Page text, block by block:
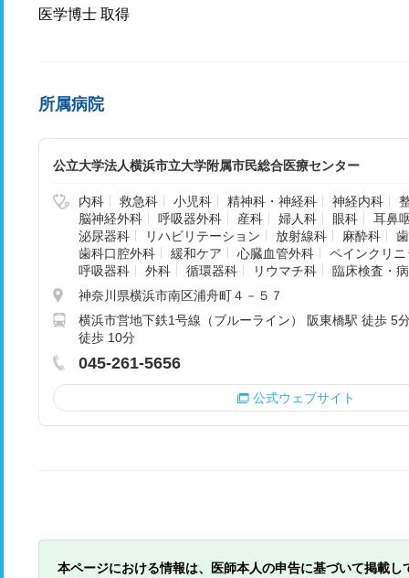
医学博士 取得
所属病院
公立大学法人横浜市立大学附属市民総合医療センター
内科 救急科 小児科 精神科・神経科 神経内科
脳神経外科
呼吸器外科 産科 婦人科 眼科
耳鼻
泌尿器科
リハビリテーション 放射線科 麻酔科
歯科口腔外科
緩和ケア 心臓血管外科
ペインクリニ
呼吸器科
外科 循環器科 リウマチ科
臨床検査・
神奈川県横浜市南区浦舟町４－５７
横浜市営地下鉄1号線（ブルーライン） 阪東橋駅 徒歩 5
徒歩 10分
045-261-5656
公式ウェブサイト
本ページにおける情報は、医師本人の申告に基づいて掲載